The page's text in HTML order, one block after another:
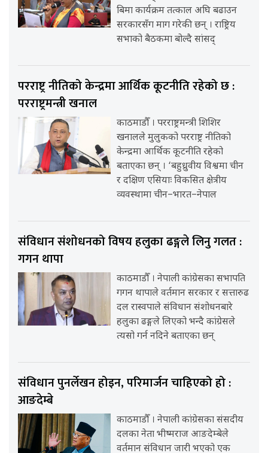
बिमा कार्यक्रम तत्काल अघि बढाउन
सरकारसँग माग गरेकी छन् । राष्ट्रिय
सभाको बैठकमा बोल्दै सांसद्
परराष्ट्र नीतिको केन्द्रमा आर्थिक कूटनीति रहेको छ :
परराष्ट्रमन्त्री खनाल
काठमाडौँ । परराष्ट्रमन्त्री शिशिर
खनालले मुलुकको परराष्ट्र नीतिको
केन्द्रमा आर्थिक कूटनीति रहेको
बताएका छन् । ‘बहुध्रुवीय विश्वमा चीन
र दक्षिण एसियाः विकसित क्षेत्रीय
व्यवस्थामा चीन–भारत–नेपाल
संविधान संशोधनको विषय हलुका ढङ्गले लिनु गलत :
गगन थापा
काठमाडौँ । नेपाली कांग्रेसका सभापति
गगन थापाले वर्तमान सरकार र सत्तारुढ
दल रास्वपाले संविधान संशोधनबारे
हलुका ढङ्गले लिएको भन्दै कांग्रेसले
त्यसो गर्न नदिने बताएका छन्
संविधान पुनर्लेखन होइन, परिमार्जन चाहिएको हो :
आङदेम्बे
काठमाडौँ । नेपाली कांग्रेसका संसदीय
दलका नेता भीष्मराज आङदेम्बेले
वर्तमान संविधान जारी भएको एक